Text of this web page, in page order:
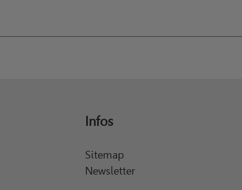
Infos
Sitemap
Newsletter